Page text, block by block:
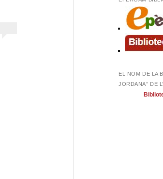
EL NOM DE LA
JORDANA” DE